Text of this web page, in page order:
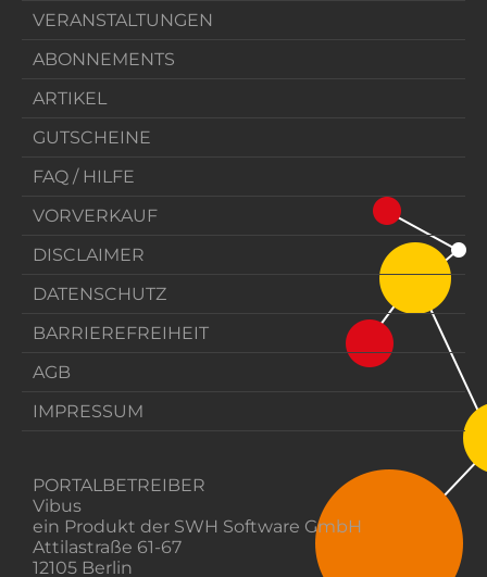
VERANSTALTUNGEN
ABONNEMENTS
ARTIKEL
GUTSCHEINE
FAQ / HILFE
VORVERKAUF
DISCLAIMER
DATENSCHUTZ
BARRIEREFREIHEIT
AGB
IMPRESSUM
PORTALBETREIBER
Vibus
ein Produkt der SWH Software GmbH
Attilastraße 61-67
12105 Berlin